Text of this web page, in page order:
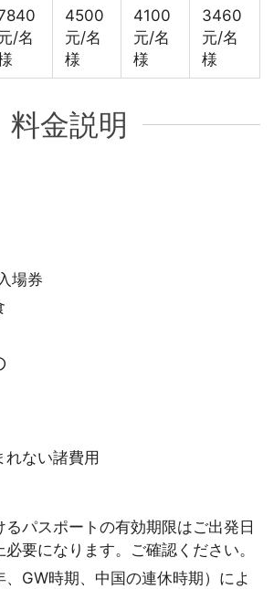
/名
4500
元/名
様
4100
元/名
様
3460
元/名
様
料金説明
場券
ない諸費用
るパスポートの有効期限はご出発日
要になります。ご確認ください。
GW時期、中国の連休時期）によ